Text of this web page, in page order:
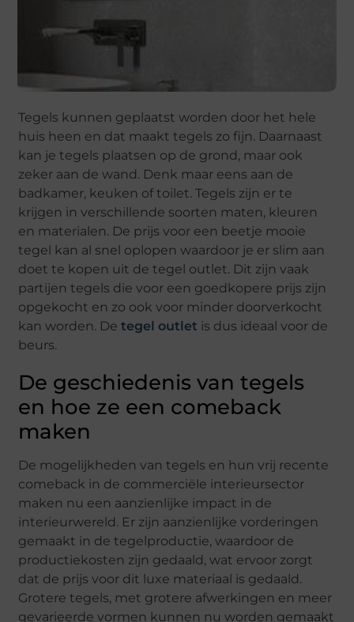
Tegels kunnen geplaatst worden door het hele
huis heen en dat maakt tegels zo fijn. Daarnaast
kan je tegels plaatsen op de grond, maar ook
zeker aan de wand. Denk maar eens aan de
badkamer, keuken of toilet. Tegels zijn er te
krijgen in verschillende soorten maten, kleuren
en materialen. De prijs voor een beetje mooie
tegel kan al snel oplopen waardoor je er slim aan
doet te kopen uit de tegel outlet. Dit zijn vaak
partijen tegels die voor een goedkopere prijs zijn
opgekocht en zo ook voor minder doorverkocht
kan worden. Detegel outlet is dus ideaal voor de
beurs.
De geschiedenis van tegels
en hoe ze een comeback
maken
De mogelijkheden van tegels en hun vrij recente
comeback in de commerciële interieursector
maken nu een aanzienlijke impact in de
interieurwereld. Er zijn aanzienlijke vorderingen
gemaakt in de tegelproductie, waardoor de
productiekosten zijn gedaald, wat ervoor zorgt
dat de prijs voor dit luxe materiaal is gedaald.
Grotere tegels, met grotere afwerkingen en meer
gevarieerde vormen kunnen nu worden gemaakt